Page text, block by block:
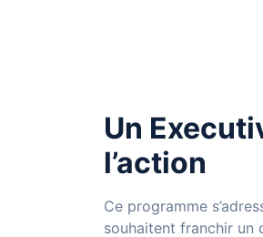
Un
l’action
Ce programme
souhaitent franchir un